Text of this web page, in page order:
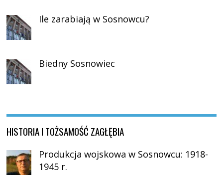
Ile zarabiają w Sosnowcu?
Biedny Sosnowiec
HISTORIA I TOŻSAMOŚĆ ZAGŁĘBIA
Produkcja wojskowa w Sosnowcu: 1918-
1945 r.